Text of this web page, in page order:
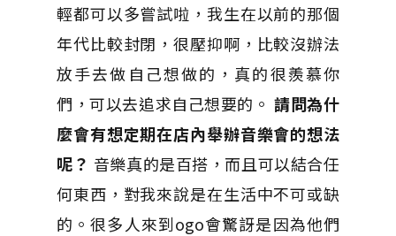
輕都可以多嘗試啦，我生在以前的那個
年代比較封閉，很壓抑啊，比較沒辦法
放手去做自己想做的，真的很羨慕你
們，可以去追求自己想要的。請問為什
麼會有想定期在店內舉辦音樂會的想法
呢？ 音樂真的是百搭，而且可以結合任
何東西，對我來說是在生活中不可或缺
的。很多人來到ogo會驚訝是因為他們